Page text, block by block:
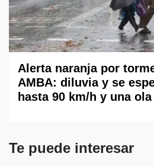
Alerta naranja por
AMBA: diluvia y se
hasta 90 km/h y una
Te puede interesar